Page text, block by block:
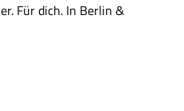
Für dich. In Berlin &